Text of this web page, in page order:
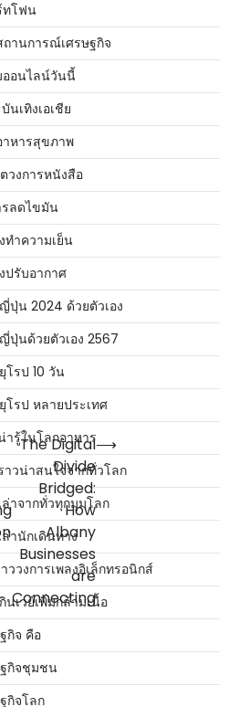
The Digital
Divide
Bridged:
How
Albany
Businesses
are
Connecting
⟶
ทโฟน
านการณ์เศรษฐกิจ
ออนไลน์วันนี้
นเทิงเอเชีย
าหารสุขภาพ
วงการหนังสือ
รลดไขมัน
ทำความเย็น
ปรับอากาศ
ปุ่น 2024 ด้วยตัวเอง
ปุ่นด้วยตัวเอง 2567
โรป 10 วัน
โรป หลายประเทศ
ารู้ในโลกอาหาร
าวน่าสนใจจากทั่วโลก
ล่าจากทั่วทุกมุมโลก
ล่านักเดินทาง
ววงการเพลงอิเล็กทรอนิกส์
นเวย์เพิ่มกล้ามเนื้อ
กิจ คือ
กิจชุมชน
กิจโลก